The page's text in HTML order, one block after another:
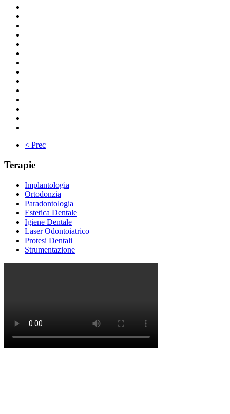
< Prec
Terapie
Implantologia
Ortodonzia
Paradontologia
Estetica Dentale
Igiene Dentale
Laser Odontoiatrico
Protesi Dentali
Strumentazione